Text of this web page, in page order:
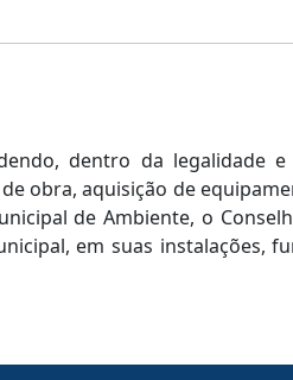
dentro da legalidade
obra, aquisição de
de Ambiente, o
em suas instalações,